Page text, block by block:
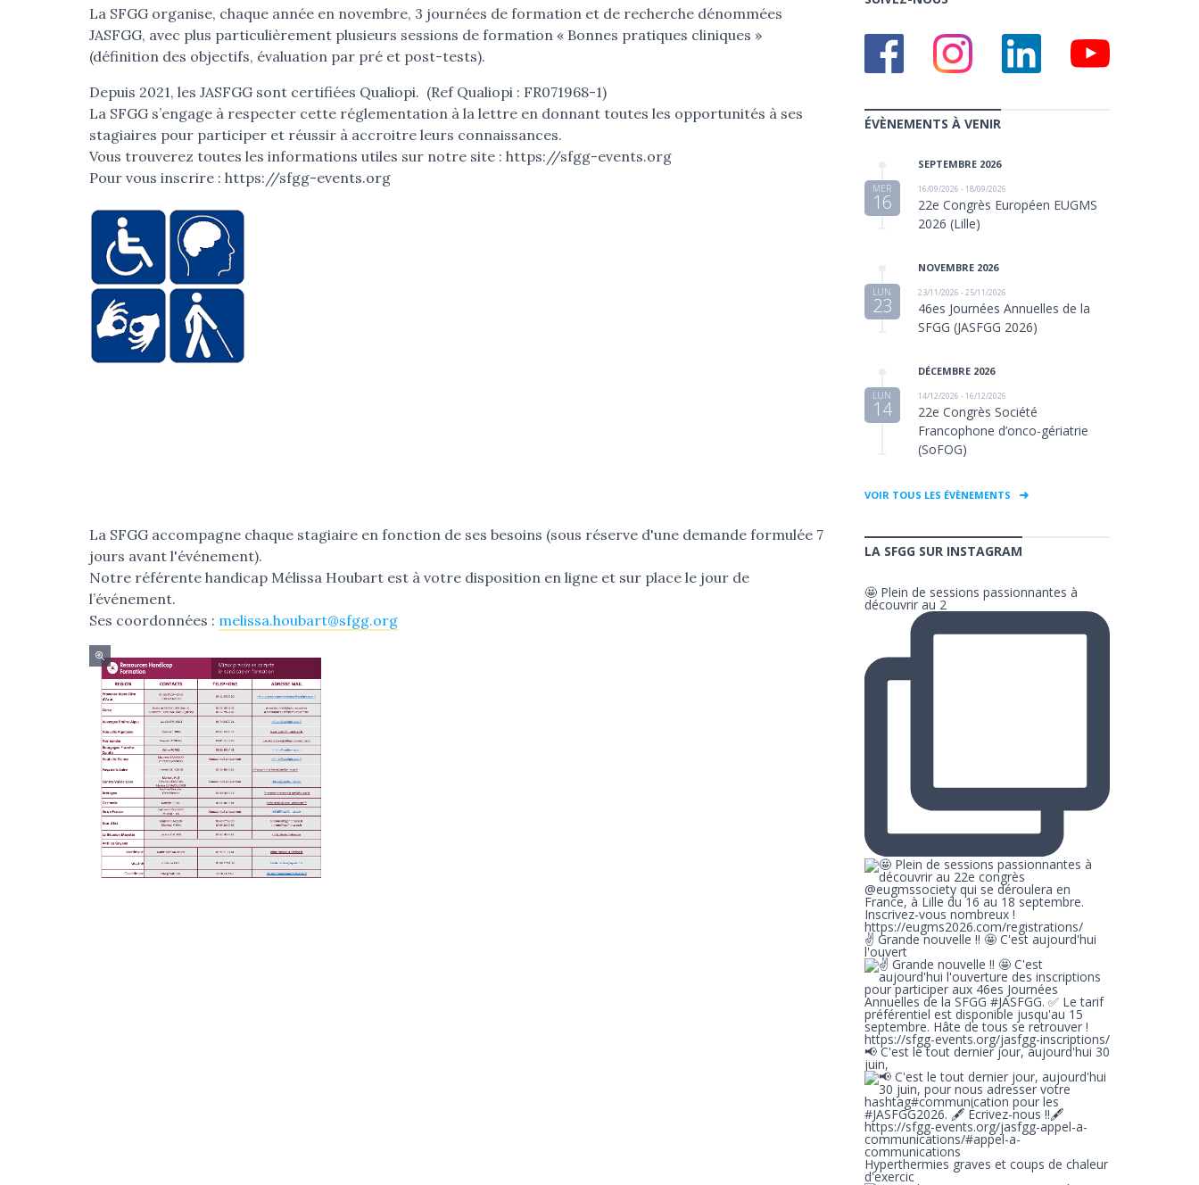
La SFGG organise, chaque année en novembre, 3 journées de formation et de recherche dénommées
JASFGG, avec plus particulièrement plusieurs sessions de formation « Bonnes pratiques cliniques »
(définition des objectifs, évaluation par pré et post-tests).
Depuis 2021, les JASFGG sont certifiées Qualiopi. (Ref Qualiopi : FR071968-1)
La SFGG s’engage à respecter cette réglementation à la lettre en donnant toutes les opportunités à ses
stagiaires pour participer et réussir à accroitre leurs connaissances.
Vous trouverez toutes les informations utiles sur notre site : https://sfgg-events.org
Pour vous inscrire : https://sfgg-events.org
La SFGG accompagne chaque stagiaire en fonction de ses besoins (sous réserve d'une demande formulée 7
jours avant l'événement).
Notre référente handicap Mélissa Houbart est à votre disposition en ligne et sur place le jour de
l’événement.
Ses coordonnées : melissa.houbart@sfgg.org
ÉVÈNEMENTS À VENIR
SEPTEMBRE 2026
MER
16
16/09/2026 - 18/09/2026
22e Congrès Européen EUGMS
2026 (Lille)
NOVEMBRE 2026
LUN
23
23/11/2026 - 25/11/2026
46es Journées Annuelles de la
SFGG (JASFGG 2026)
DÉCEMBRE 2026
LUN
14
14/12/2026 - 16/12/2026
22e Congrès Société
Francophone d’onco-gériatrie
(SoFOG)
VOIR TOUS LES ÉVÈNEMENTS
LA SFGG SUR INSTAGRAM
🤩 Plein de sessions passionnantes à
découvrir au 2
✌ Grande nouvelle !! 🤩 C'est aujourd'hui
l'ouvert
📢 C'est le tout dernier jour, aujourd'hui 30
juin,
Hyperthermies graves et coups de chaleur
d'exercic